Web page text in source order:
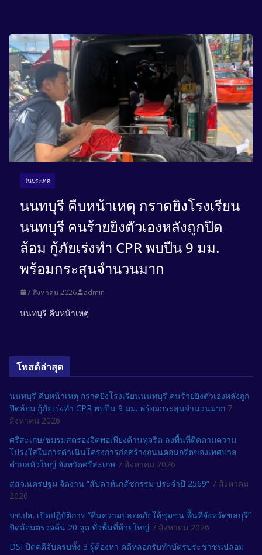
ในประเทศ
นนทบุรี คืบหน้าเหตุ กราดยิงโรงเรียน
นนทบุรี คนร้ายยิงตัวเองหลังถูกปิด
ล้อม กู้ภัยเร่งทำ CPR พบปืน 9 มม.
พร้อมกระสุนจำนวนมาก
7 สิงหาคม 2026 admin
นนทบุรี คืบหน้าเหตุ
โพสต์ล่าสุด
นนทบุรี คืบหน้าเหตุ กราดยิงโรงเรียนนนทบุรี คนร้ายยิงตัวเองหลังถูก
ปิดล้อม กู้ภัยเร่งทำ CPR พบปืน 9 มม. พร้อมกระสุนจำนวนมาก 7
สิงหาคม 2026
ศรีสะเกษ/ชมรมสตรองจิตพอเพียงต้านทุจริต ลงพื้นที่ติดตามความ
โปร่งใสในการดำเนินโครงการก่อสร้างถนนคอนกรีตของเทศบาล
ตำบลหัวใหญ่ จังหวัดศรีสะเกษ 7 สิงหาคม 2026
สสจ.นครปฐม จัดงาน “สัปดาห์เภสัชกรรม ประจำปี 2569” 7 สิงหาคม
2026
บช.ปส. เปิดปฏิบัติการ “คืนความปลอดภัยให้ชุมชน พื้นที่จังหวัดชลบุรี”
ปิดล้อมตรวจค้น 20 จุด ทั่วพื้นที่ห้วยใหญ่ 7 สิงหาคม 2026
DSI ปิดคดีจับครบทั้ง 3 ผู้ต้องหา คดีหลอกรับทำบัตรประชาชนปลอม